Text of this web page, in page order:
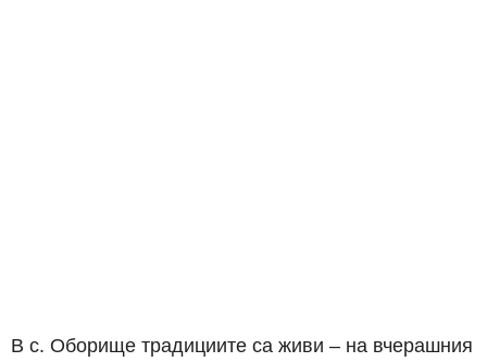
В с. Оборище традициите са живи – на вчерашния